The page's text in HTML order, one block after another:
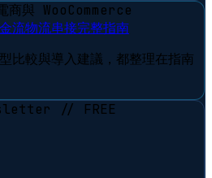
與 WooCommerce
流物流串接完整指南
比較與導入建議，都整理在指南
// FREE